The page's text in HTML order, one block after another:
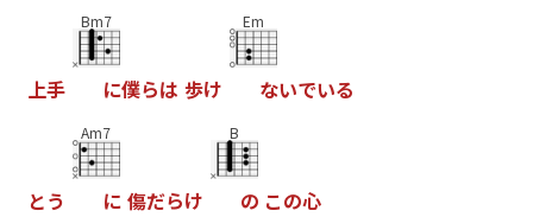
上手
Bm7
に僕らは 歩け
Em
ないでいる
とう
Am7
に 傷だらけ
B
の この心